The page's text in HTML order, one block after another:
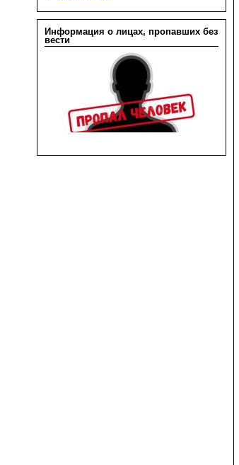
Информация о лицах, пропавших без
вести